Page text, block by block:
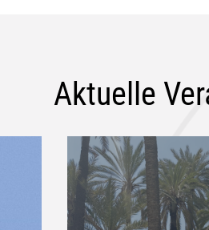
Aktuelle